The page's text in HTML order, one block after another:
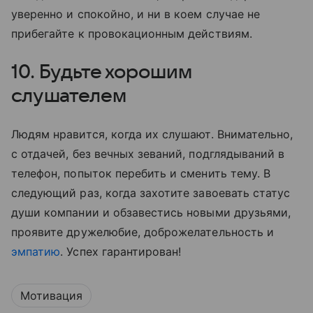
уверенно и спокойно, и ни в коем случае не
прибегайте к провокационным действиям.
10. Будьте хорошим
слушателем
Людям нравится, когда их слушают. Внимательно,
с отдачей, без вечных зеваний, подглядываний в
телефон, попыток перебить и сменить тему. В
следующий раз, когда захотите завоевать статус
души компании и обзавестись новыми друзьями,
проявите дружелюбие, доброжелательность и
эмпатию. Успех гарантирован!
Мотивация